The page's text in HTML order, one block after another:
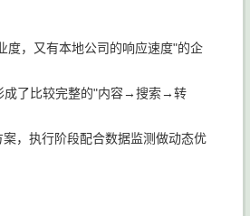
度，又有本地公司的响应速度"的企
成了比较完整的"内容→搜索→转
，执行阶段配合数据监测做动态优